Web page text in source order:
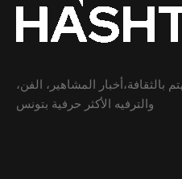
بالثقافة،أخبار المشاهير، الفن،
والترفيه الأكثر حرفية بتونس